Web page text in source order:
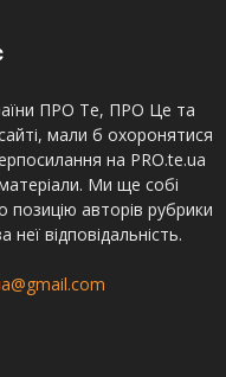
ПРО Те, ПРО Це та
мали б охоронятися
на PRO.te.ua
Ми ще собі
авторів рубрики
відповідальність.